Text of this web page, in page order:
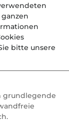
stellt
bitte unsere
grundlegende